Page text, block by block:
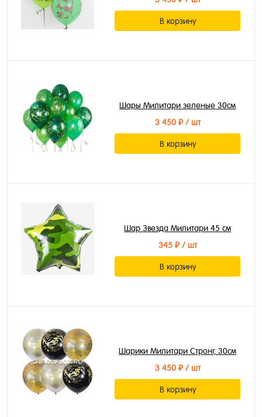
В корзину
Шары Милитари зеленые 30см
3 450 ₽/ шт
В корзину
Шар Звезда Милитари 45 см
345 ₽/ шт
В корзину
Шарики Милитари Стронг, 30см
3 450 ₽/ шт
В корзину